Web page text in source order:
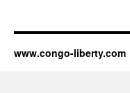
www.congo-liberty.com